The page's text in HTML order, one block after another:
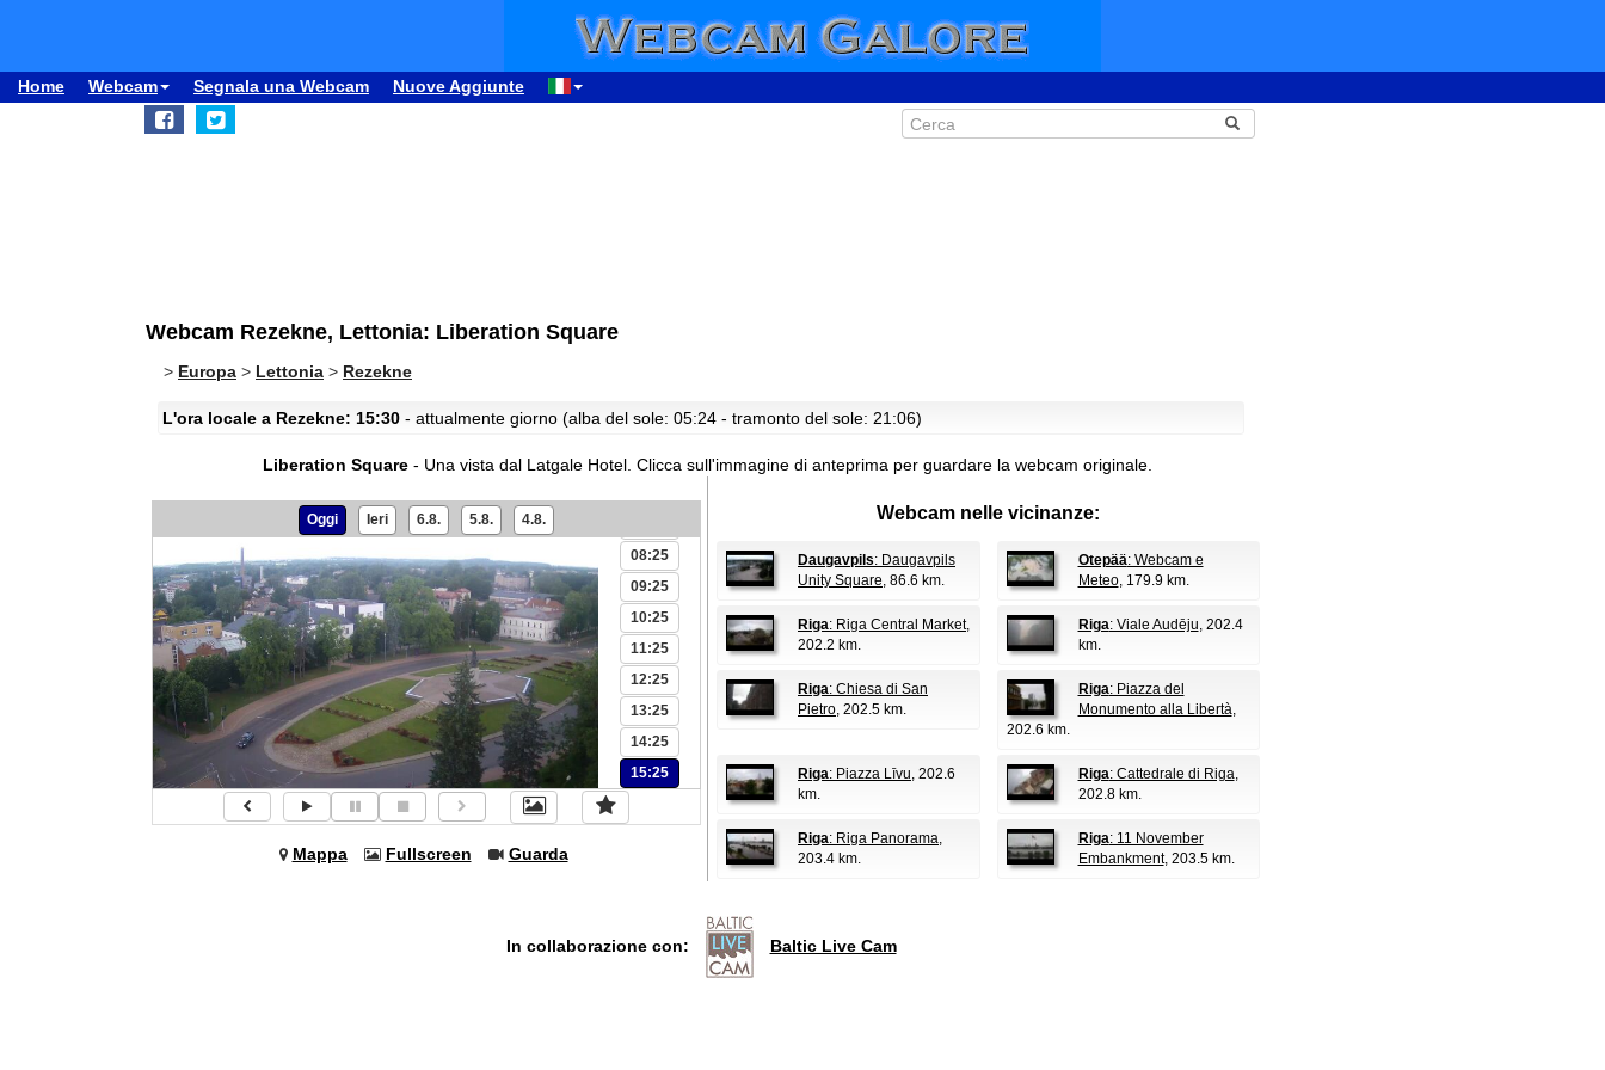
Home Webcam Segnala una Webcam Nuove Aggiunte
Webcam Rezekne, Lettonia: Liberation Square
> Europa > Lettonia > Rezekne
L'ora locale a Rezekne: 15:30 - attualmente giorno (alba del sole: 05:24 - tramonto del sole: 21:06)
Liberation Square- Una vista dal Latgale Hotel. Clicca sull'immagine di anteprima per guardare la webcam originale.
Oggi Ieri 6.8. 5.8. 4.8.
05:25
08:25
09:25
10:25
11:25
12:25
13:25
14:25
15:25
Mappa Fullscreen Guarda
Webcam nelle vicinanze:
Daugavpils: Daugavpils
Unity Square, 86.6 km.
Otepää: Webcam e
Meteo, 179.9 km.
Riga: Riga Central Market,
202.2 km.
Riga: Viale Audēju, 202.4
km.
Riga: Chiesa di San
Pietro, 202.5 km.
Riga: Piazza del
Monumento alla Libertà,
202.6 km.
Riga: Piazza Līvu, 202.6
km.
Riga: Cattedrale di Riga,
202.8 km.
Riga: Riga Panorama,
203.4 km.
Riga: 11 November
Embankment, 203.5 km.
In collaborazione con: Baltic Live Cam